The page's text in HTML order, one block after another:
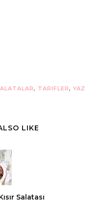
, TARIFLER, YAZ
LIKE
Salatası